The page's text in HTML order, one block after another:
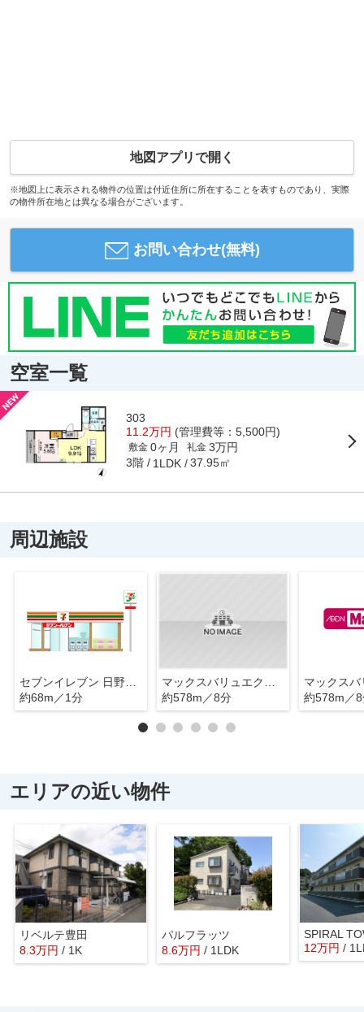
地図アプリで開く
※地図上に表示される物件の位置は付近住所に所在することを表すものであり、実際
の物件所在地とは異なる場合がございます。
お問い合わせ(無料)
空室一覧
303
11.2万円 (管理費等：5,500円)
敷金 0ヶ月 礼金 3万円
3階 1LDK 37.95㎡
周辺施設
セブンイレブン 日野東平山2丁目店
約68m／1分
マックスバリュエクスプレス平山団地店
約578m／8分
約578m／
エリアの近い物件
リベルテ豊田
8.3万円 / 1K
パルフラッツ
8.6万円 / 1LDK
SPIRAL
12万円 /